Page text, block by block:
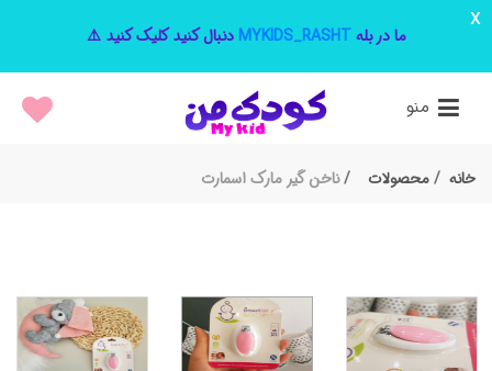
ما در بلهMYKIDS_RASHT دنبال کنید کلیک کنید ⚠️
x
منو
خانه محصولات ناخن گیر مارک اسمارت